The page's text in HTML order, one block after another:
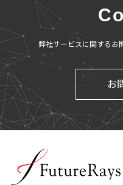
弊社サービスに関するお
お